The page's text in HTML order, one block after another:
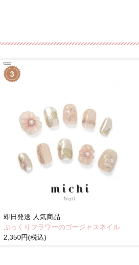
即日発送 人気商品
ぷっくりフラワーのゴージャスネイル
2,350円(税込)